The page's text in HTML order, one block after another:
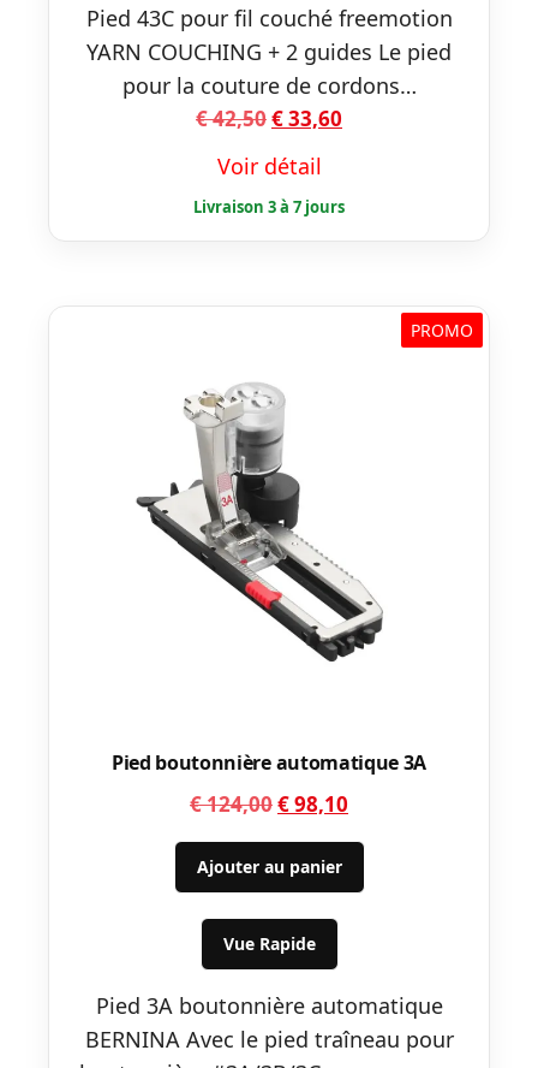
Pied 43C pour fil couché freemotion
YARN COUCHING + 2 guides Le pied
pour la couture de cordons…
€42,50Le
initial
était :
€ 42,50.
€33,60
est :
€ 33,60.
Voir détail
PROMO
Pied boutonnière automatique 3A
€124,00Le
prix
initial
était :
€ 124,00.
€98,10
prix
est :
Ajouter au panier
Vue Rapide
Pied 3A boutonnière automatique
BERNINA Avec le pied traîneau pour